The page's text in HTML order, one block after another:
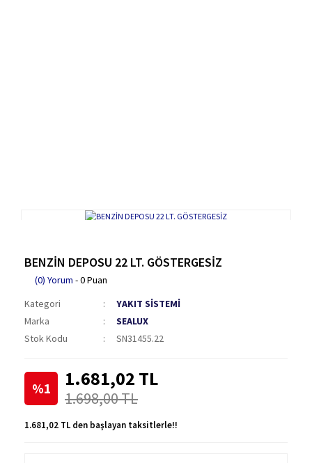
BENZİN DEPOSU 22 LT. GÖSTERGESİZ
(0) Yorum - 0 Puan
Kategori
YAKIT SİSTEMİ
Marka
SEALUX
Stok Kodu
SN31455.22
%1 1.681,02 TL
1.698,00 TL
1.681,02 TL den başlayan taksitlerle!!